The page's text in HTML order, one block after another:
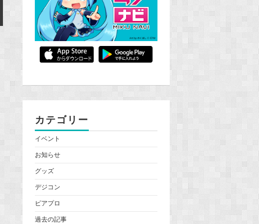
カテゴリー
イベント
お知らせ
グッズ
デジコン
ピアプロ
過去の記事